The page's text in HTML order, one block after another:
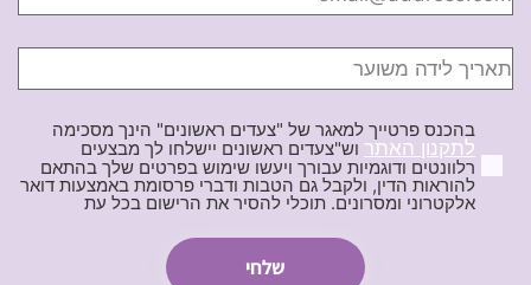
בהכנס פרטייך למאגר של "צעדים ראשונים" הינך מסכימה
לתקנון האתר וש"צעדים ראשונים יישלחו לך מבצעים
רלוונטים ודוגמיות עבורך ויעשו שימוש בפרטים שלך בהתאם
להוראות הדין, ולקבל גם הטבות ודברי פרסומת באמצעות דואר
אלקטרוני ומסרונים. תוכלי להסיר את הרישום בכל עת